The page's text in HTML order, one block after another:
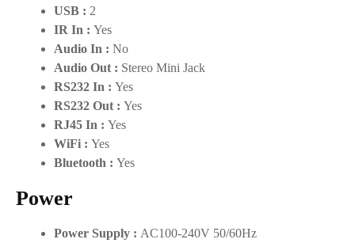
USB : 2
IR In : Yes
Audio In : No
Audio Out : Stereo Mini Jack
RS232 In : Yes
RS232 Out : Yes
RJ45 In : Yes
WiFi : Yes
Bluetooth : Yes
Power
Power Supply : AC100-240V 50/60Hz